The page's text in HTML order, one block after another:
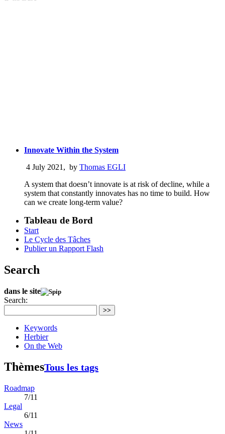
Innovate Within the System
4 July 2021 , by Thomas EGLI
A system that doesn’t innovate is at risk of decline, while a
system that constantly innovates has no time to build. How
can we create long-term value?
Tableau de Bord
Start
Le Cycle des Tâches
Publier un Rapport Flash
Search
dans le site
Search:
>>
Keywords
Herbier
On the Web
ThèmesTous les tags
Roadmap
7/11
Legal
6/11
News